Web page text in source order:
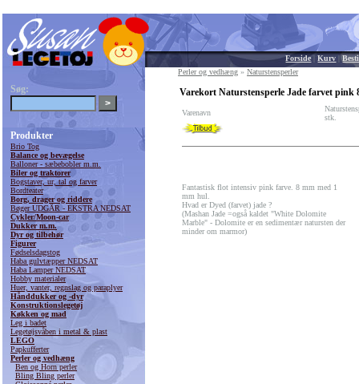
Forside|Kurv |
Søg:
Produkter
Brio Tog
Balance og bevægelse
Balloner - sæbebobler m.m.
Biler og traktorer
Bogstaver, ur, tal og farver
Bordteater
Borg, drager og riddere
Bøger UDGÅR - EKSTRA NEDSAT
Cykler/Moon-car
Dukker m.m.
Dyr og tilbehør
Figurer
Fødselsdagstog
Haba gulvtæpper NEDSAT
Haba Lamper NEDSAT
Hobby materialer
Huer, vanter, regnslag og paraplyer
Hånddukker og -dyr
Konstruktionslegetøj
Køkken og mad
Leg i badet
Legetøjsvåben i metal & plast
LEGO
Papkufferter
Perler og vedhæng
Ben og Horn perler
Bling Bling perler
Perler og vedhæng » Naturstensperler
Varekort Naturstensperle Jade farvet pink
Varenavn
stk.
Fantastisk flot intensiv pink farve. 8 mm med 1
mm hul.
Hvad er Dyed (farvet) jade ?
(Mashan Jade =også kaldet "White Dolomite
Marble" - Dolomite er en sedimentær natursten der
minder om marmor)